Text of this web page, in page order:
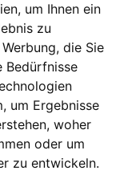
um Ihnen ein
zu
die Sie
Bedürfnisse
um Ergebnisse
woher
oder um
zu entwickeln.
werben?
2226600